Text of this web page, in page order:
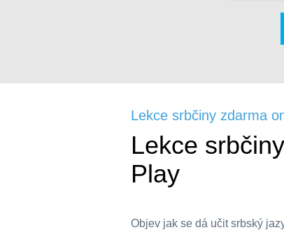
Lekce srbčiny zdarma
Lekce
Play
Objev jak se dá učit srbský